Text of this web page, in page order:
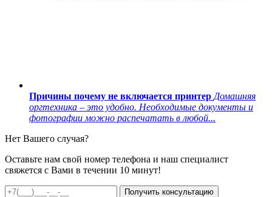
Причины почему не включается принтер Домашняя
оргтехника – это удобно. Необходимые документы и
фотографии можно распечатать в любой...
Нет Вашего случая?
Оставьте нам свой номер телефона и наш специалист
свяжется с Вами в течении 10 минут!
Получить консультацию